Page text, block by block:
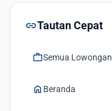
linkTautan Cepat
workSemua Lowongan
home Beranda